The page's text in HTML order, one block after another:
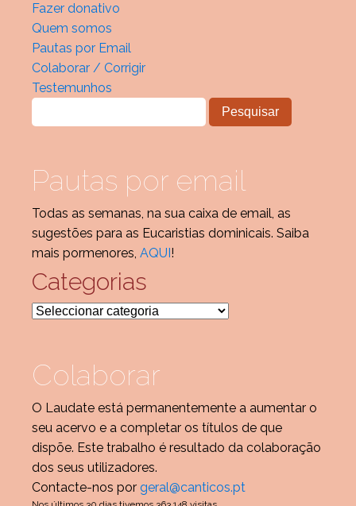
Fazer donativo
Quem somos
Pautas por Email
Colaborar / Corrigir
Testemunhos
Pautas por email
Todas as semanas, na sua caixa de email, as
sugestões para as Eucaristias dominicais. Saiba
mais pormenores, AQUI!
Categorias
Categorias
Colaborar
O Laudate está permanentemente a aumentar o
seu acervo e a completar os títulos de que
dispõe. Este trabalho é resultado da colaboração
dos seus utilizadores.
Contacte-nos por geral@canticos.pt